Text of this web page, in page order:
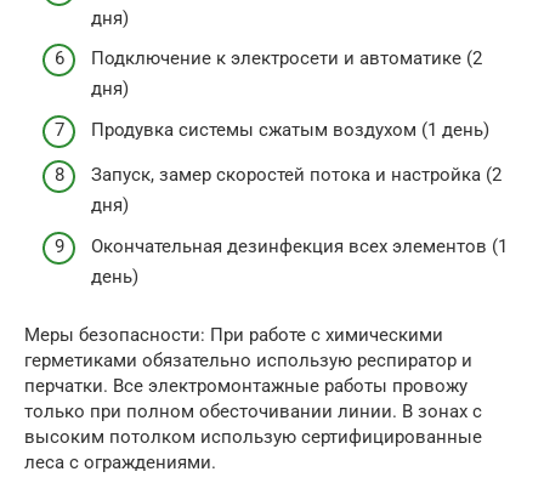
дня)
Подключение к электросети и автоматике (2
дня)
Продувка системы сжатым воздухом (1 день)
Запуск, замер скоростей потока и настройка (2
дня)
Окончательная дезинфекция всех элементов (1
день)
Меры безопасности: При работе с химическими
герметиками обязательно использую респиратор и
перчатки. Все электромонтажные работы провожу
только при полном обесточивании линии. В зонах с
высоким потолком использую сертифицированные
леса с ограждениями.